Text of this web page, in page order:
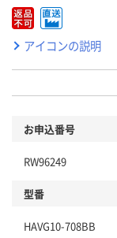
アイコンの説明
お申込番号
RW96249
型番
HAVG10-708BB